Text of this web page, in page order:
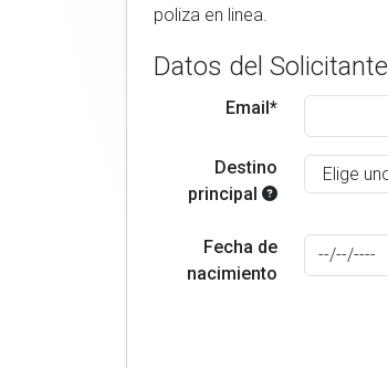
poliza en linea.
Datos del Solicitante
Email*
Destino
principal
Fecha de
nacimiento